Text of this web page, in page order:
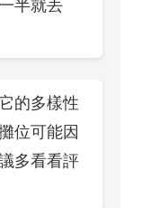
半就丟
的多樣性
位可能因
多看看評